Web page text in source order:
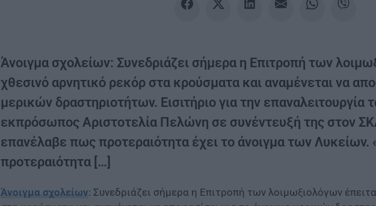
Άνοιγμα σχολείων: Συνεδριάζει σήμερα η Επιτροπή των
χθεσινό αρνητικό ρεκόρ στα κρούσματα και αναμένεται να
μερικών δραστηριοτήτων. Εισιτήριο για την
εκπρόσωπος Αριστοτελία Πελώνη σε συνέντευξή της στον
επανέλαβε πως προτεραιότητα έχει το άνοιγμα των Λυκείων.
προτεραιότητα […]
Άνοιγμα σχολείων: Συνεδριάζει σήμερα η Επιτροπή των λοιμωξιολόγων